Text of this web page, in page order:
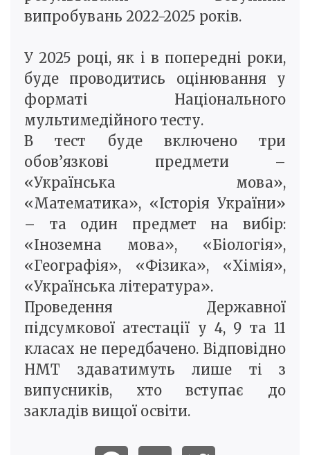
випробувань 2022-2025 років.
У 2025 році, як і в попередні роки,
буде проводитись оцінювання у
форматі Національного
мультимедійного тесту.
В тест буде включено три
обов’язкові предмети –
«Українська мова»,
«Математика», «Історія України»
– та один предмет на вибір:
«Іноземна мова», «Біологія»,
«Географія», «Фізика», «Хімія»,
«Українська література».
Проведення Державної
підсумкової атестації у 4, 9 та 11
класах не передбачено. Відповідно
НМТ здаватимуть лише ті з
випусників, хто вступає до
закладів вищої освіти.